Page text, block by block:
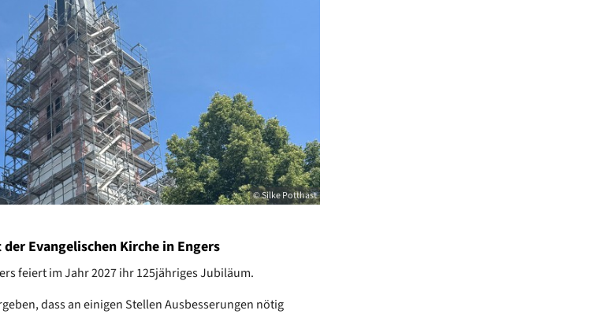
© Silke Potthast
Evangelischen Kirche in Engers
feiert im Jahr 2027 ihr 125jähriges Jubiläum.
dass an einigen Stellen Ausbesserungen nötig